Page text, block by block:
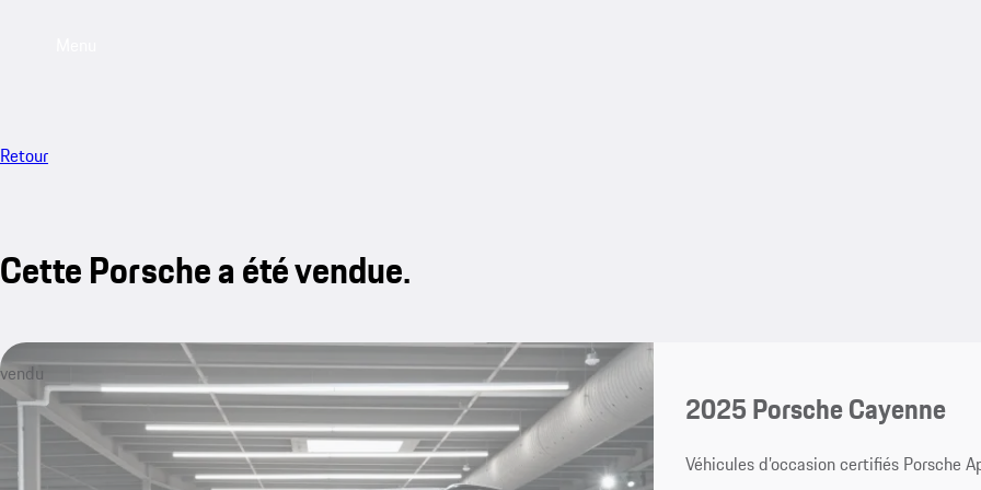
Retour
Cette Porsche a été vendue.
vendu
2025 Porsche Cayenne
Véhicules d’occasion certifiés Porsche